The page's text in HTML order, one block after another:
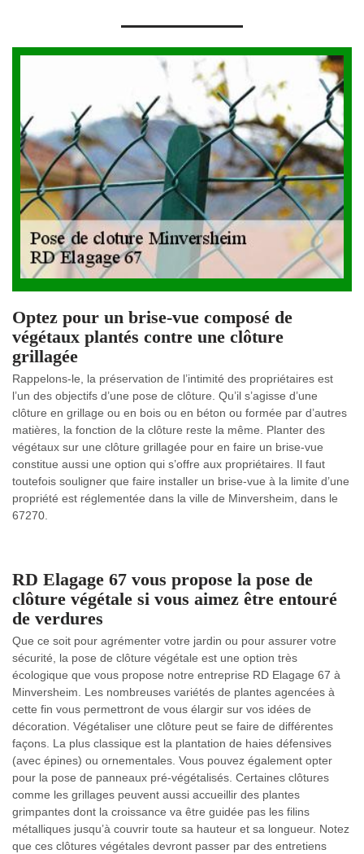
Optez pour un brise-vue composé de
végétaux plantés contre une clôture
grillagée
Rappelons-le, la préservation de l’intimité des propriétaires est
l’un des objectifs d’une pose de clôture. Qu’il s’agisse d’une
clôture en grillage ou en bois ou en béton ou formée par d’autres
matières, la fonction de la clôture reste la même. Planter des
végétaux sur une clôture grillagée pour en faire un brise-vue
constitue aussi une option qui s’offre aux propriétaires. Il faut
toutefois souligner que faire installer un brise-vue à la limite d’une
propriété est réglementée dans la ville de Minversheim, dans le
67270.
RD Elagage 67 vous propose la pose de
clôture végétale si vous aimez être entouré
de verdures
Que ce soit pour agrémenter votre jardin ou pour assurer votre
sécurité, la pose de clôture végétale est une option très
écologique que vous propose notre entreprise RD Elagage 67 à
Minversheim. Les nombreuses variétés de plantes agencées à
cette fin vous permettront de vous élargir sur vos idées de
décoration. Végétaliser une clôture peut se faire de différentes
façons. La plus classique est la plantation de haies défensives
(avec épines) ou ornementales. Vous pouvez également opter
pour la pose de panneaux pré-végétalisés. Certaines clôtures
comme les grillages peuvent aussi accueillir des plantes
grimpantes dont la croissance va être guidée pas les filins
métalliques jusqu’à couvrir toute sa hauteur et sa longueur. Notez
que ces clôtures végétales devront passer par des entretiens